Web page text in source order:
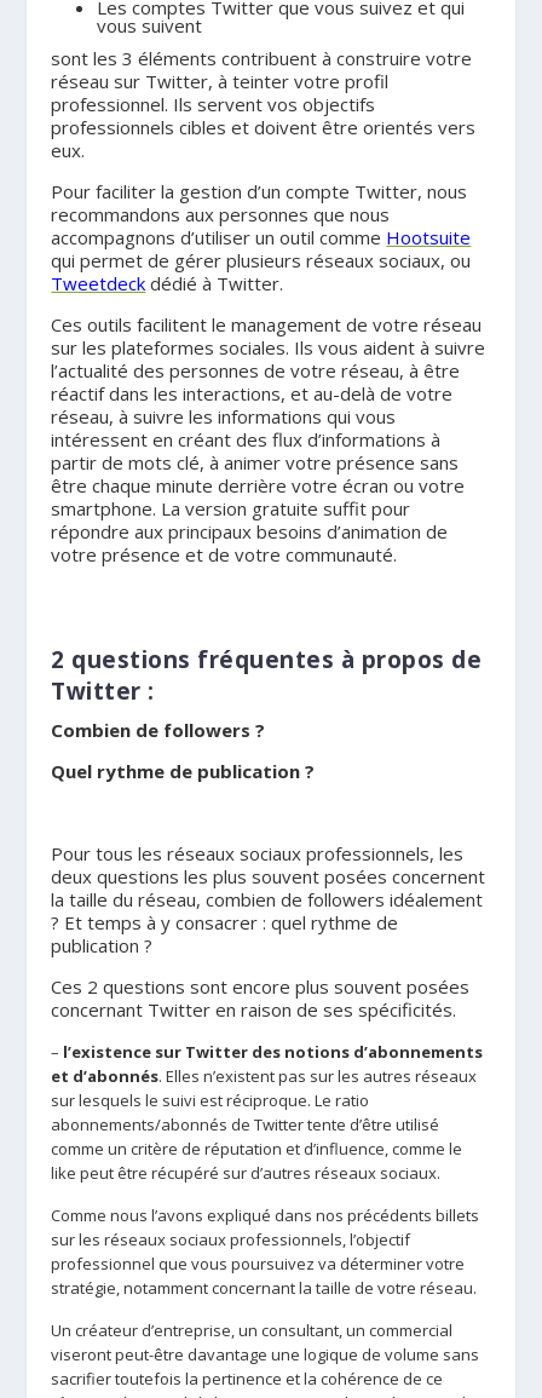
Les comptes Twitter que vous suivez et qui
vous suivent
sont les 3 éléments contribuent à construire votre
réseau sur Twitter, à teinter votre profil
professionnel. Ils servent vos objectifs
professionnels cibles et doivent être orientés vers
eux.
Pour faciliter la gestion d’un compte Twitter, nous
recommandons aux personnes que nous
accompagnons d’utiliser un outil comme Hootsuite
qui permet de gérer plusieurs réseaux sociaux, ou
Tweetdeck dédié à Twitter.
Ces outils facilitent le management de votre réseau
sur les plateformes sociales. Ils vous aident à suivre
l’actualité des personnes de votre réseau, à être
réactif dans les interactions, et au-delà de votre
réseau, à suivre les informations qui vous
intéressent en créant des flux d’informations à
partir de mots clé, à animer votre présence sans
être chaque minute derrière votre écran ou votre
smartphone. La version gratuite suffit pour
répondre aux principaux besoins d’animation de
votre présence et de votre communauté.
2 questions fréquentes à propos de
Twitter :
Combien de followers ?
Quel rythme de publication ?
Pour tous les réseaux sociaux professionnels, les
deux questions les plus souvent posées concernent
la taille du réseau, combien de followers idéalement
? Et temps à y consacrer : quel rythme de
publication ?
Ces 2 questions sont encore plus souvent posées
concernant Twitter en raison de ses spécificités.
– l’existence sur Twitter des notions d’abonnements
et d’abonnés. Elles n’existent pas sur les autres réseaux
sur lesquels le suivi est réciproque. Le ratio
abonnements/abonnés de Twitter tente d’être utilisé
comme un critère de réputation et d’influence, comme le
like peut être récupéré sur d’autres réseaux sociaux.
Comme nous l’avons expliqué dans nos précédents billets
sur les réseaux sociaux professionnels, l’objectif
professionnel que vous poursuivez va déterminer votre
stratégie, notamment concernant la taille de votre réseau.
Un créateur d’entreprise, un consultant, un commercial
viseront peut-être davantage une logique de volume sans
sacrifier toutefois la pertinence et la cohérence de ce